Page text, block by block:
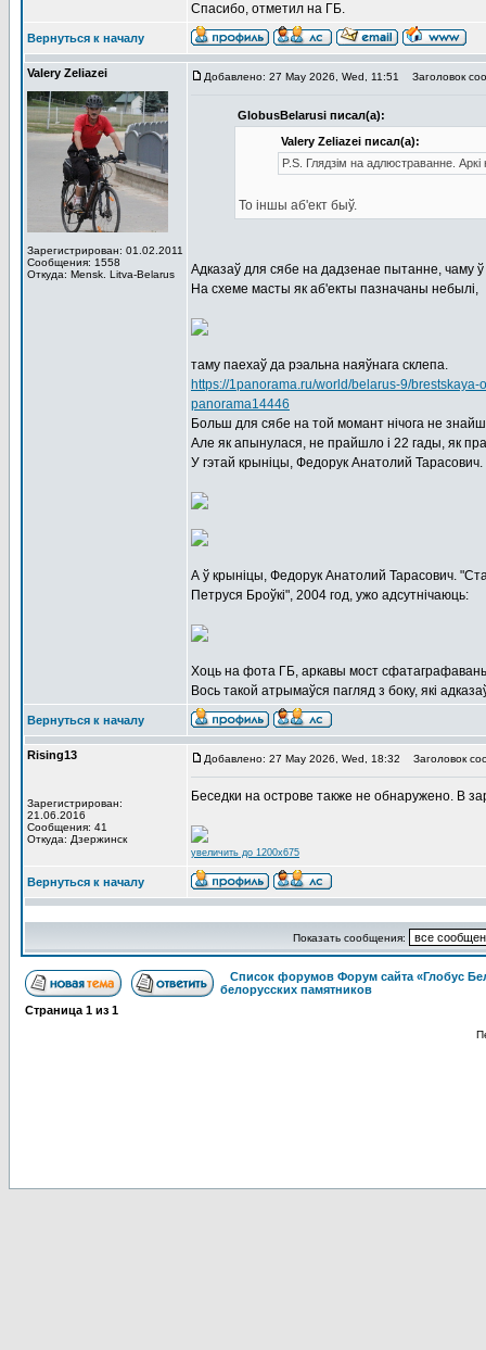
Спасибо, отметил на ГБ.
Вернуться к началу
Valery Zeliazei
Зарегистрирован: 01.02.2011
Сообщения: 1558
Откуда: Mensk. Litva-Belarus
Добавлено: 27 May 2026, Wed, 11:51 Заголовок
GlobusBelarusi писал(а):
Valery Zeliazei писал(а):
P.S. Глядзім на адлюстраванне.
То іншы аб'ект быў.
Адказаў для сябе на дадзенае пытанне, чаму
На схеме масты як аб'екты пазначаны небылі,
таму паехаў да рэальна наяўнага склепа.
https://1panorama.ru/world/belarus-9/
panorama14446
Больш для сябе на той момант нічога не
Але як апынулася, не прайшло і 22 гады, як
У гэтай крыніцы, Федорук Анатолий
А ў крыніцы, Федорук Анатолий Тарасович.
Петруся Броўкі", 2004 год, ужо адсутнічаюць:
Хоць на фота ГБ, аркавы мост сфатаграфаваны
Вось такой атрымаўся пагляд з боку, які
Вернуться к началу
Rising13
Зарегистрирован:
21.06.2016
Сообщения: 41
Откуда: Дзержинск
Добавлено: 27 May 2026, Wed, 18:32 Заголовок
Беседки на острове также не обнаружено. В
увеличить до 1200x675
Вернуться к началу
Показать сообщения:
Список форумов Форум сайта «Глобус
белорусских памятников
Страница 1 из 1